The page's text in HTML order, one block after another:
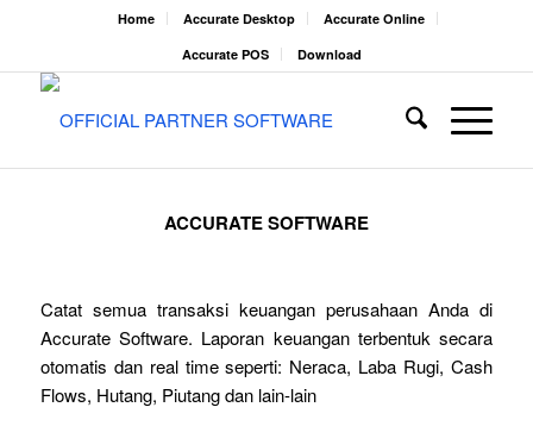
Home Accurate Desktop
Accurate Online
Accurate POS
Download
ACCURATE SOFTWARE
Catat semua transaksi keuangan perusahaan Anda di
Accurate Software. Laporan keuangan terbentuk secara
otomatis dan real time seperti: Neraca, Laba Rugi, Cash
Flows, Hutang, Piutang dan lain-lain